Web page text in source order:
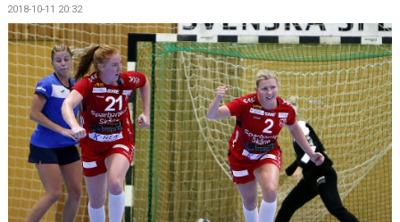
NYHETER
TRUPPEN
MATCHER
KALENDER
TRÄNINGSTIDER
TABELL
2018-10-11 20:32